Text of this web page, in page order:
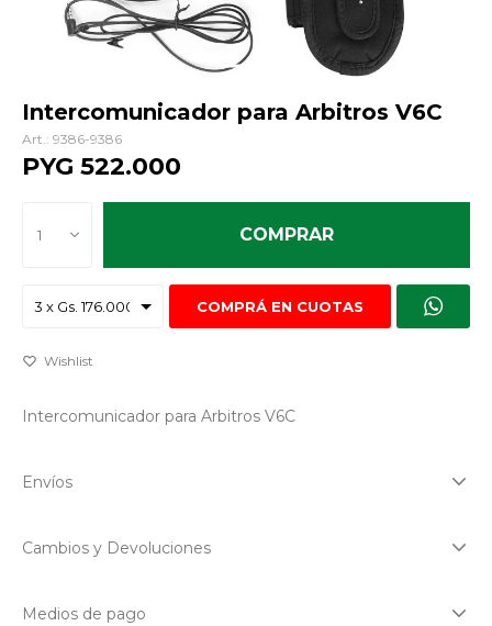
Intercomunicador para Arbitros V6C
9386-9386
PYG 522.000
1 COMPRAR
COMPRÁ EN CUOTAS
Intercomunicador para Arbitros V6C
Envíos
Cambios y Devoluciones
Medios de pago